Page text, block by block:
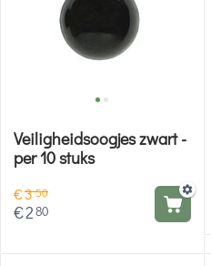
Veiligheidsoogjes zwart -
per 10 stuks
€350
€280